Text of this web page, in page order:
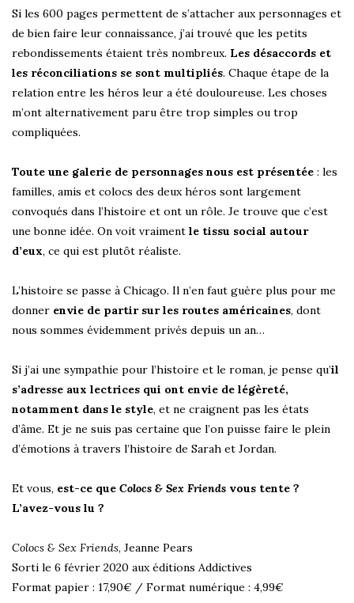
Si les 600 pages permettent de s’attacher aux personnages et
de bien faire leur connaissance, j’ai trouvé que les petits
rebondissements étaient très nombreux. Les désaccords et
les réconciliations se sont multipliés. Chaque étape de la
relation entre les héros leur a été douloureuse. Les choses
m’ont alternativement paru être trop simples ou trop
compliquées.
Toute une galerie de personnages nous est présentée : les
familles, amis et colocs des deux héros sont largement
convoqués dans l’histoire et ont un rôle. Je trouve que c’est
une bonne idée. On voit vraiment le tissu social autour
d’eux, ce qui est plutôt réaliste.
L’histoire se passe à Chicago. Il n’en faut guère plus pour me
donner envie de partir sur les routes américaines, dont
nous sommes évidemment privés depuis un an…
Si j’ai une sympathie pour l’histoire et le roman, je pense qu’il
s’adresse aux lectrices qui ont envie de légèreté,
notamment dans le style, et ne craignent pas les états
d’âme. Et je ne suis pas certaine que l’on puisse faire le plein
d’émotions à travers l’histoire de Sarah et Jordan.
Et vous, est-ce que Colocs & Sex Friends vous tente ?
L’avez-vous lu ?
Colocs & Sex Friends, Jeanne Pears
Sorti le 6 février 2020 aux éditions Addictives
Format papier : 17,90€ / Format numérique : 4,99€